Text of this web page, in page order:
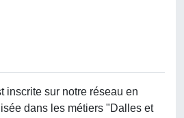
inscrite sur notre réseau en
dans les métiers "Dalles et